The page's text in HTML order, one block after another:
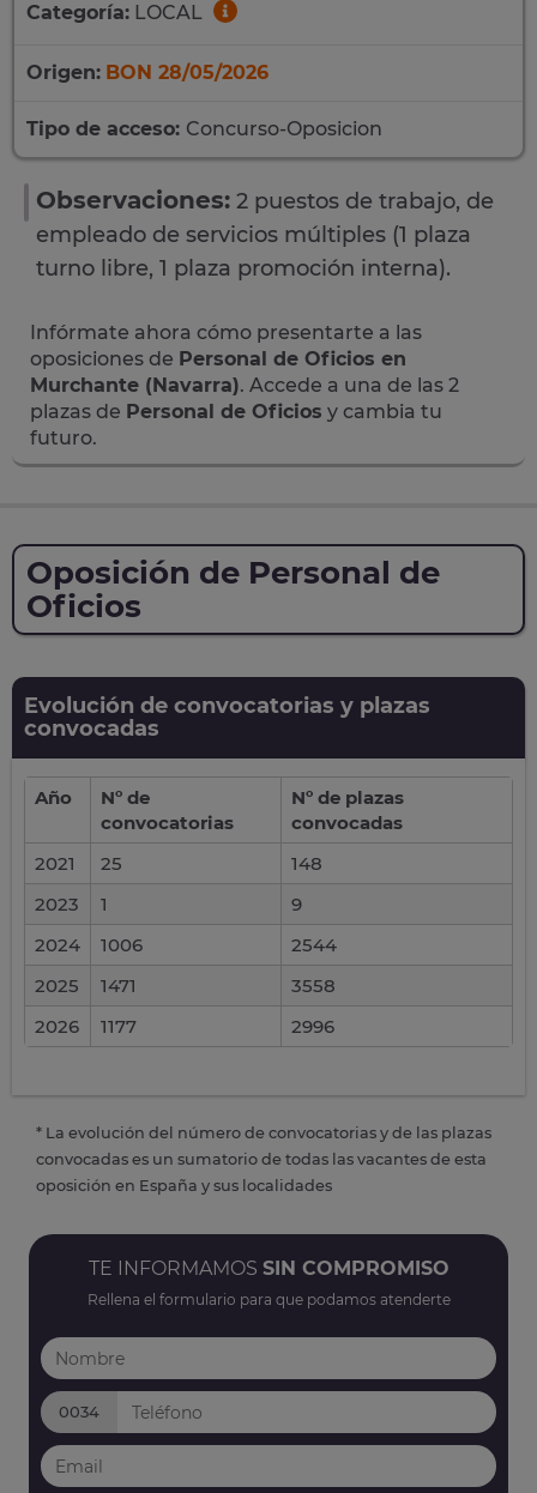
Categoría: LOCAL
Origen: BON 28/05/2026
Tipo de acceso: Concurso-Oposicion
Observaciones: 2 puestos de trabajo, de
empleado de servicios múltiples (1 plaza
turno libre, 1 plaza promoción interna).
Infórmate ahora cómo presentarte a las
oposiciones de Personal de Oficios en
Murchante (Navarra). Accede a una de las 2
plazas de Personal de Oficios y cambia tu
futuro.
Oposición de Personal de
Oficios
Evolución de convocatorias y plazas
convocadas
Año
Nº de
convocatorias
Nº de plazas
convocadas
2021
25
148
2023
1
9
2024
1006
2544
2025
1471
3558
2026
1177 2996
* La evolución del número de convocatorias y de las plazas
convocadas es un sumatorio de todas las vacantes de esta
oposición en España y sus localidades
TE INFORMAMOS SIN COMPROMISO
Rellena el formulario para que podamos atenderte
0034